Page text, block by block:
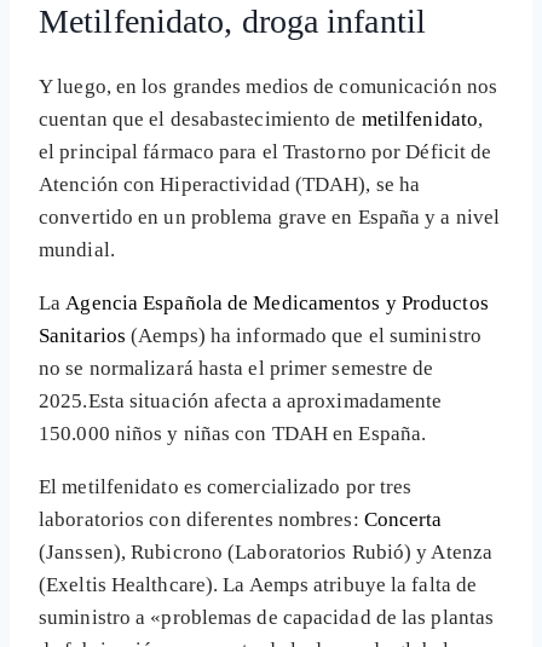
Metilfenidato, droga infantil
Y luego, en los grandes medios de comunicación nos
cuentan que el desabastecimiento de metilfenidato,
el principal fármaco para el Trastorno por Déficit de
Atención con Hiperactividad (TDAH), se ha
convertido en un problema grave en España y a nivel
mundial.
LaAgencia Española de Medicamentos y Productos
Sanitarios (Aemps) ha informado que el suministro
no se normalizará hasta el primer semestre de
2025.Esta situación afecta a aproximadamente
150.000 niños y niñas con TDAH en España.
El metilfenidato es comercializado por tres
laboratorios con diferentes nombres: Concerta
(Janssen), Rubicrono (Laboratorios Rubió) y Atenza
(Exeltis Healthcare). La Aemps atribuye la falta de
suministro a «problemas de capacidad de las plantas